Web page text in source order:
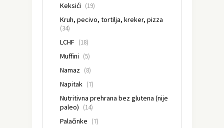
Keksići (19)
Kruh, pecivo, tortilja, kreker, pizza
(34)
LCHF (18)
Muffini (5)
Namaz (8)
Napitak (7)
Nutritivna prehrana bez glutena (nije
paleo) (14)
Palačinke (7)